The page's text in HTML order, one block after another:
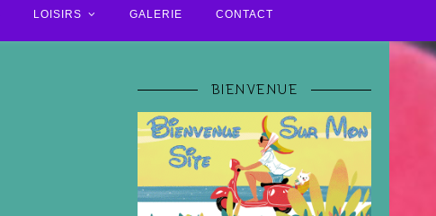
LOISIRS GALERIE CONTACT
BIENVENUE